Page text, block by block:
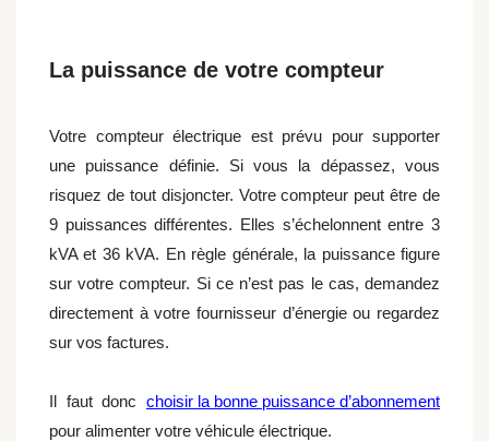
La puissance de votre compteur
Votre compteur électrique est prévu pour supporter
une puissance définie. Si vous la dépassez, vous
risquez de tout disjoncter. Votre compteur peut être de
9 puissances différentes. Elles s’échelonnent entre 3
kVA et 36 kVA. En règle générale, la puissance figure
sur votre compteur. Si ce n’est pas le cas, demandez
directement à votre fournisseur d’énergie ou regardez
sur vos factures.
Il faut donc choisir la bonne puissance d’abonnement
pour alimenter votre véhicule électrique.